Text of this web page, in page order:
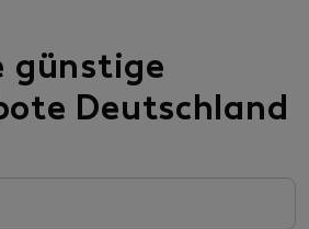
günstige
Deutschland